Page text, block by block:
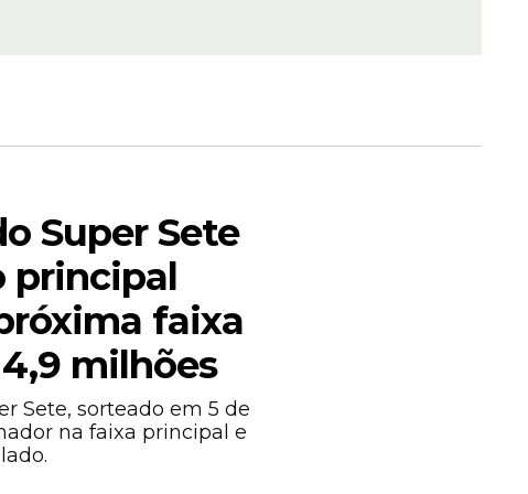
Saúde da
Super Sete
principal
faixa
milhões
Sete, sorteado em 5 de
na faixa principal e